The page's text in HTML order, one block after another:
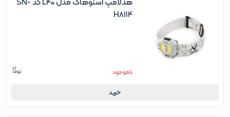
H8114
ناموجود
خرید